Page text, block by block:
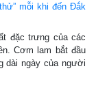
mỗi khi đến Đắk
đặc trưng của các
Cơm lam bắt đầu
dài ngày của người